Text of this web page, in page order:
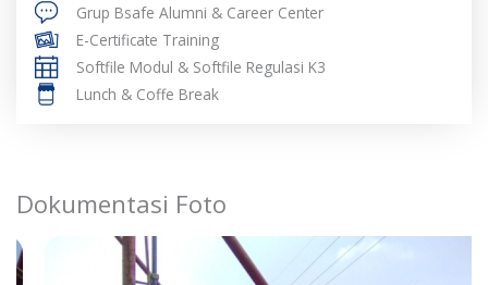
Grup Bsafe Alumni & Career Center
E-Certificate Training
Softfile Modul & Softfile Regulasi K3
Lunch & Coffe Break
Dokumentasi Foto